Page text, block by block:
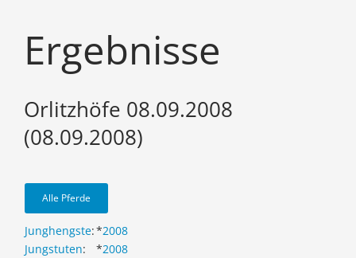
Ergebnisse
Orlitzhöfe 08.09.2008
(08.09.2008)
Alle Pferde
Junghengste:*2008
Jungstuten: *2008